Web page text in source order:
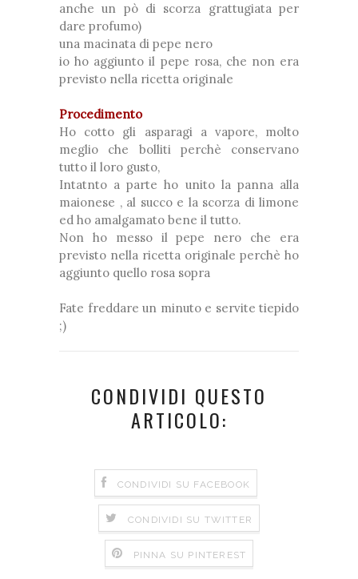
anche un pò di scorza grattugiata per
dare profumo)
una macinata di pepe nero
io ho aggiunto il pepe rosa, che non era
previsto nella ricetta originale
Procedimento
Ho cotto gli asparagi a vapore, molto
meglio che bolliti perchè conservano
tutto il loro gusto,
Intatnto a parte ho unito la panna alla
maionese , al succo e la scorza di limone
ed ho amalgamato bene il tutto.
Non ho messo il pepe nero che era
previsto nella ricetta originale perchè ho
aggiunto quello rosa sopra
Fate freddare un minuto e servite tiepido
;)
CONDIVIDI QUESTO
ARTICOLO:
CONDIVIDI SU FACEBOOK
CONDIVIDI SU TWITTER
PINNA SU PINTEREST